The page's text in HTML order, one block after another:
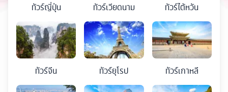
ทัวร์ญี่ปุ่น ทัวร์เวียดนาม ทัวร์ไต้หวัน
ทัวร์จีน ทัวร์ยุโรป ทัวร์เกาหลี